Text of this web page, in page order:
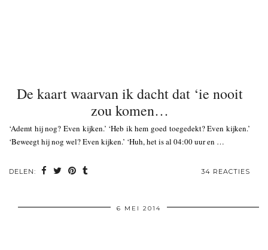
De kaart waarvan ik dacht dat ‘ie nooit
zou komen…
‘Ademt hij nog? Even kijken.’ ‘Heb ik hem goed toegedekt? Even kijken.’
‘Beweegt hij nog wel? Even kijken.’ ‘Huh, het is al 04:00 uur en …
DELEN: 34 REACTIES
6 MEI 2014